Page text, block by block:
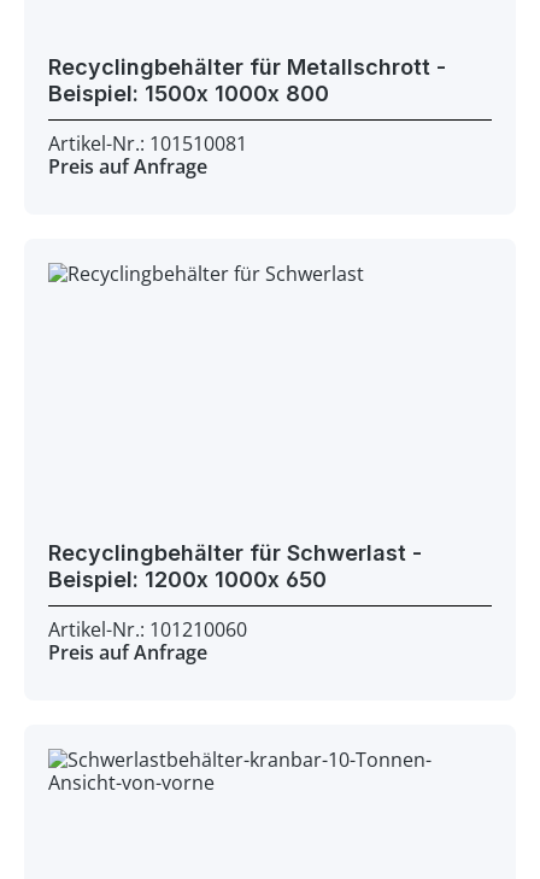
Recyclingbehälter für Metallschrott -
Beispiel: 1500x 1000x 800
Artikel-Nr.: 101510081
Preis auf Anfrage
Recyclingbehälter für Schwerlast -
Beispiel: 1200x 1000x 650
Artikel-Nr.: 101210060
Preis auf Anfrage